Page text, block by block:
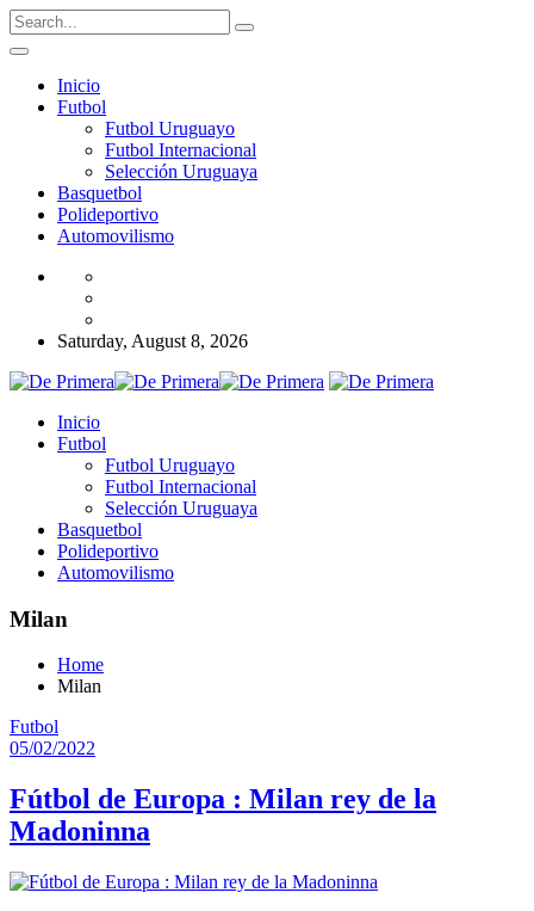
Inicio
Futbol
Futbol Uruguayo
Futbol Internacional
Selección Uruguaya
Basquetbol
Polideportivo
Automovilismo
Saturday, August 8, 2026
Inicio
Futbol
Futbol Uruguayo
Futbol Internacional
Selección Uruguaya
Basquetbol
Polideportivo
Automovilismo
Milan
Home
Milan
Futbol
05/02/2022
Fútbol de Europa : Milan rey de la
Madoninna